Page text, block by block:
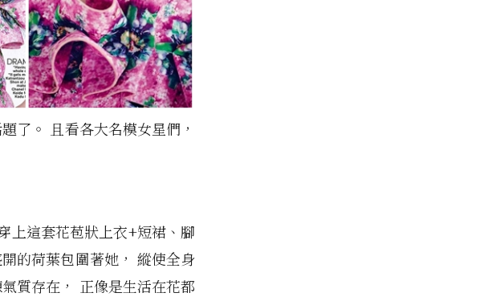
了。 且看各大名模女星們，
上這套花苞狀上衣+短裙、腳
的荷葉包圍著她， 縱使全身
質存在， 正像是生活在花都